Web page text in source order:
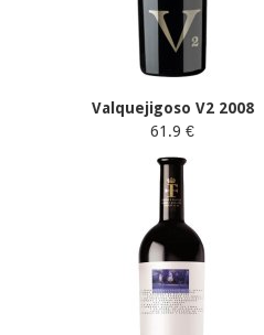
Valquejigoso V2 2008
61.9 €